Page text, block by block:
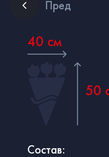
Пред
40 см
50
Состав: